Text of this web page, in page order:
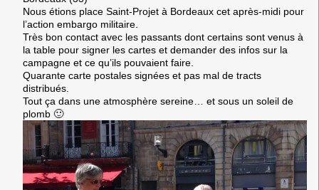
Nous étions place Saint-Projet à Bordeaux cet après-midi pour
l’action embargo militaire.
Très bon contact avec les passants dont certains sont venus à
la table pour signer les cartes et demander des infos sur la
campagne et ce qu’ils pouvaient faire.
Quarante carte postales signées et pas mal de tracts
distribués.
Tout ça dans une atmosphère sereine… et sous un soleil de
plomb 🙂